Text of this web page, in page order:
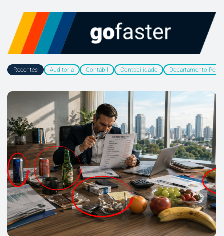
Recentes Auditoria Contábil Contabilidade Departamento